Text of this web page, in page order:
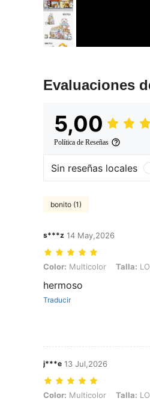
Evaluaciones
5,00
Política de Reseñas
Sin reseñas locales
bonito (1)
s***z 14 May,2026
Color: Multicolor, Talla:
Color: Multicolor Talla:
hermoso
Traducir
j***e 13 Jul,2026
Color: Multicolor, Talla:
Color: Multicolor Talla: